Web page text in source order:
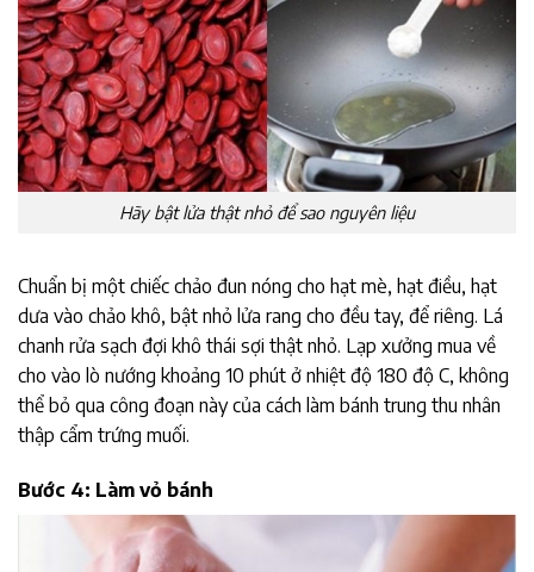
Hãy bật lửa thật nhỏ để sao nguyên liệu
Chuẩn bị một chiếc chảo đun nóng cho hạt mè, hạt điều, hạt
dưa vào chảo khô, bật nhỏ lửa rang cho đều tay, để riêng. Lá
chanh rửa sạch đợi khô thái sợi thật nhỏ. Lạp xưởng mua về
cho vào lò nướng khoảng 10 phút ở nhiệt độ 180 độ C, không
thể bỏ qua công đoạn này của cách làm bánh trung thu nhân
thập cẩm trứng muối.
Bước 4: Làm vỏ bánh